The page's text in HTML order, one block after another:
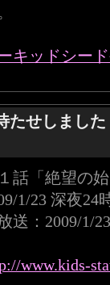
キッドシー
たせしまし
話「絶望の
1/23 深夜24
送：2009/1/
www.kids-